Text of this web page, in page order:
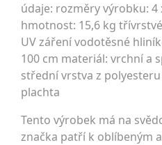
údaje: rozměry výrobku: 4
hmotnost: 15,6 kg
UV záření vodotěsné
100 cm materiál: vrchní a
střední vrstva z
plachta
Tento výrobek má na
značka patří k oblíbeným